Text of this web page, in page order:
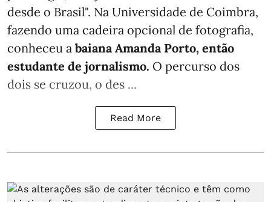
desde o Brasil". Na Universidade de Coimbra,
fazendo uma cadeira opcional de fotografia,
conheceu a baiana Amanda Porto, então
estudante de jornalismo. O percurso dos
dois se cruzou, o des ...
Read More